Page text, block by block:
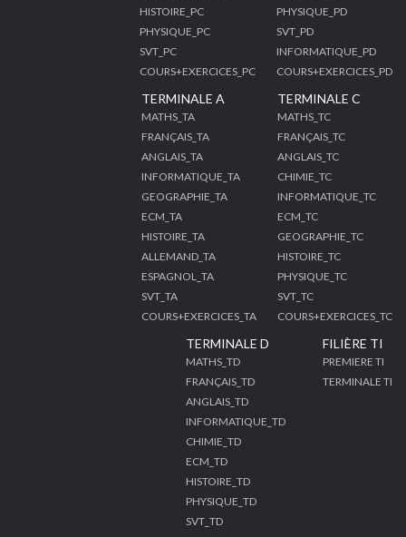
HISTOIRE_PC
PHYSIQUE_PC
SVT_PC
COURS+EXERCICES_PC
PHYSIQUE_PD
SVT_PD
INFORMATIQUE_PD
COURS+EXERCICES_PD
TERMINALE A
MATHS_TA
FRANÇAIS_TA
ANGLAIS_TA
INFORMATIQUE_TA
GEOGRAPHIE_TA
ECM_TA
HISTOIRE_TA
ALLEMAND_TA
ESPAGNOL_TA
SVT_TA
COURS+EXERCICES_TA
TERMINALE C
MATHS_TC
FRANÇAIS_TC
ANGLAIS_TC
CHIMIE_TC
INFORMATIQUE_TC
ECM_TC
GEOGRAPHIE_TC
HISTOIRE_TC
PHYSIQUE_TC
SVT_TC
COURS+EXERCICES_TC
TERMINALE D
MATHS_TD
FRANÇAIS_TD
ANGLAIS_TD
INFORMATIQUE_TD
CHIMIE_TD
ECM_TD
HISTOIRE_TD
PHYSIQUE_TD
SVT_TD
FILIÈRE TI
PREMIERE TI
TERMINALE TI